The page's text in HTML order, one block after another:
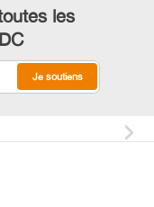
les